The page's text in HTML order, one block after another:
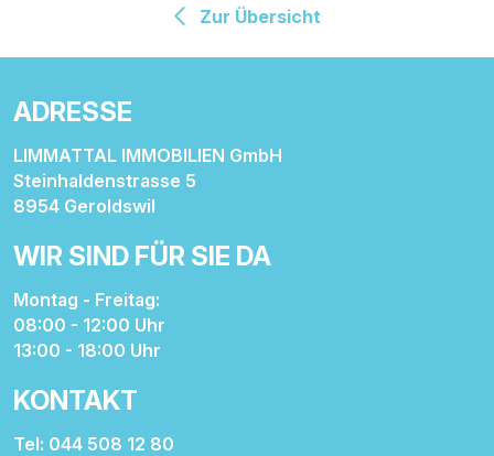
Zur Übersicht
ADRESSE
LIMMATTAL IMMOBILIEN GmbH
Steinhaldenstrasse 5
8954 Geroldswil
WIR SIND FÜR SIE DA
Montag - Freitag:
08:00 - 12:00 Uhr
13:00 - 18:00 Uhr
KONTAKT
Tel: 044 508 12 80